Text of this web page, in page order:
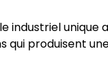
industriel
produisent